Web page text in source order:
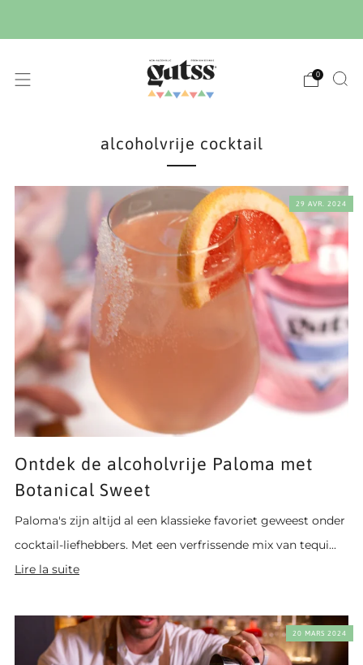
0
alcoholvrije cocktail
29 AVR. 2024
Ontdek de alcoholvrije Paloma met
Botanical Sweet
Paloma's zijn altijd al een klassieke favoriet geweest onder
cocktail-liefhebbers. Met een verfrissende mix van tequi...
Lire la suite
20 MARS 2024